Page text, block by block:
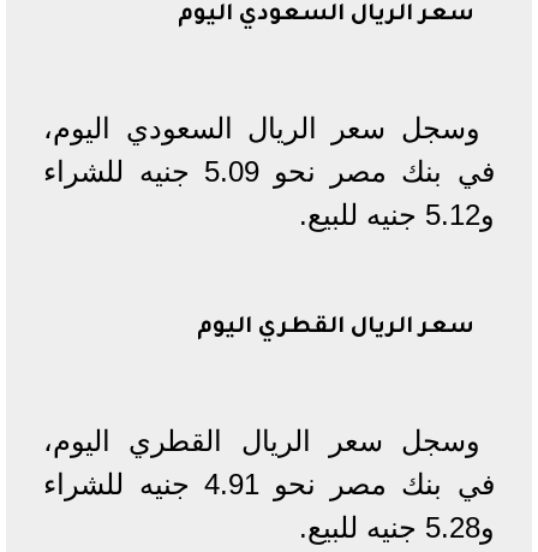
سعر الريال السعودي اليوم
وسجل سعر الريال السعودي اليوم،
في بنك مصر نحو 5.09 جنيه للشراء
و5.12 جنيه للبيع.
سعر الريال القطري اليوم
وسجل سعر الريال القطري اليوم،
في بنك مصر نحو 4.91 جنيه للشراء
و5.28 جنيه للبيع.